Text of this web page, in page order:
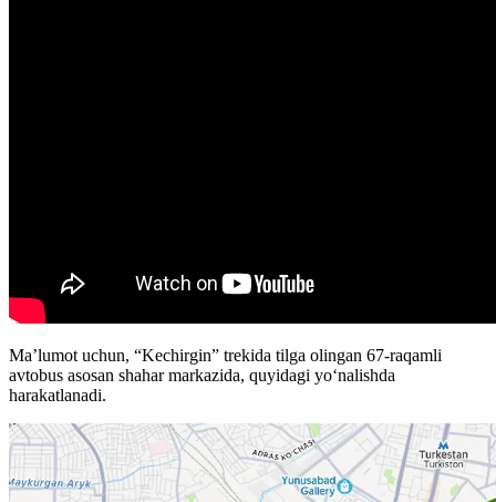
Ma’lumot uchun, “Kechirgin” trekida tilga olingan 67-raqamli
avtobus asosan shahar markazida, quyidagi yoʻnalishda
harakatlanadi.